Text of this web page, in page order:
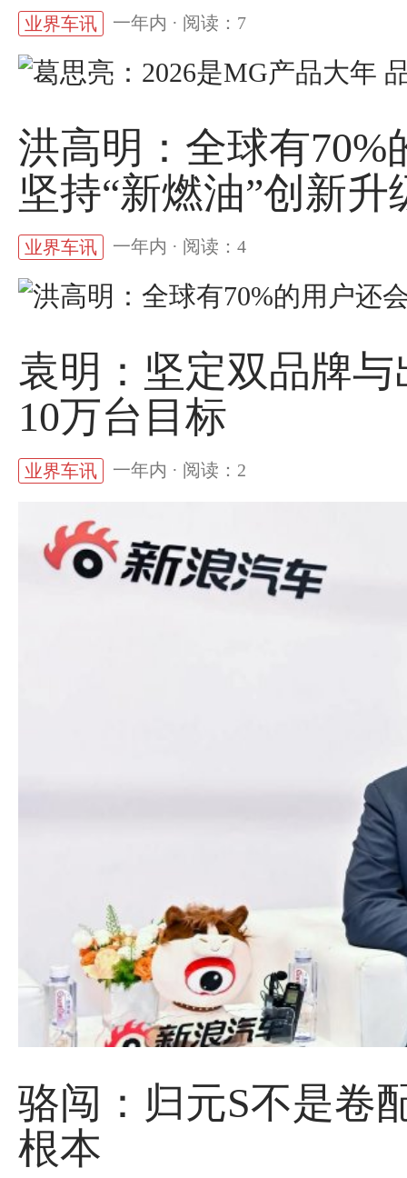
业界车讯 一年内 · 阅读：7
洪高明：全球有
坚持“新燃油”创新升
业界车讯 一年内 · 阅读：4
袁明：坚定双品牌
10万台目标
业界车讯 一年内 · 阅读：2
骆闯：归元S不是卷
根本